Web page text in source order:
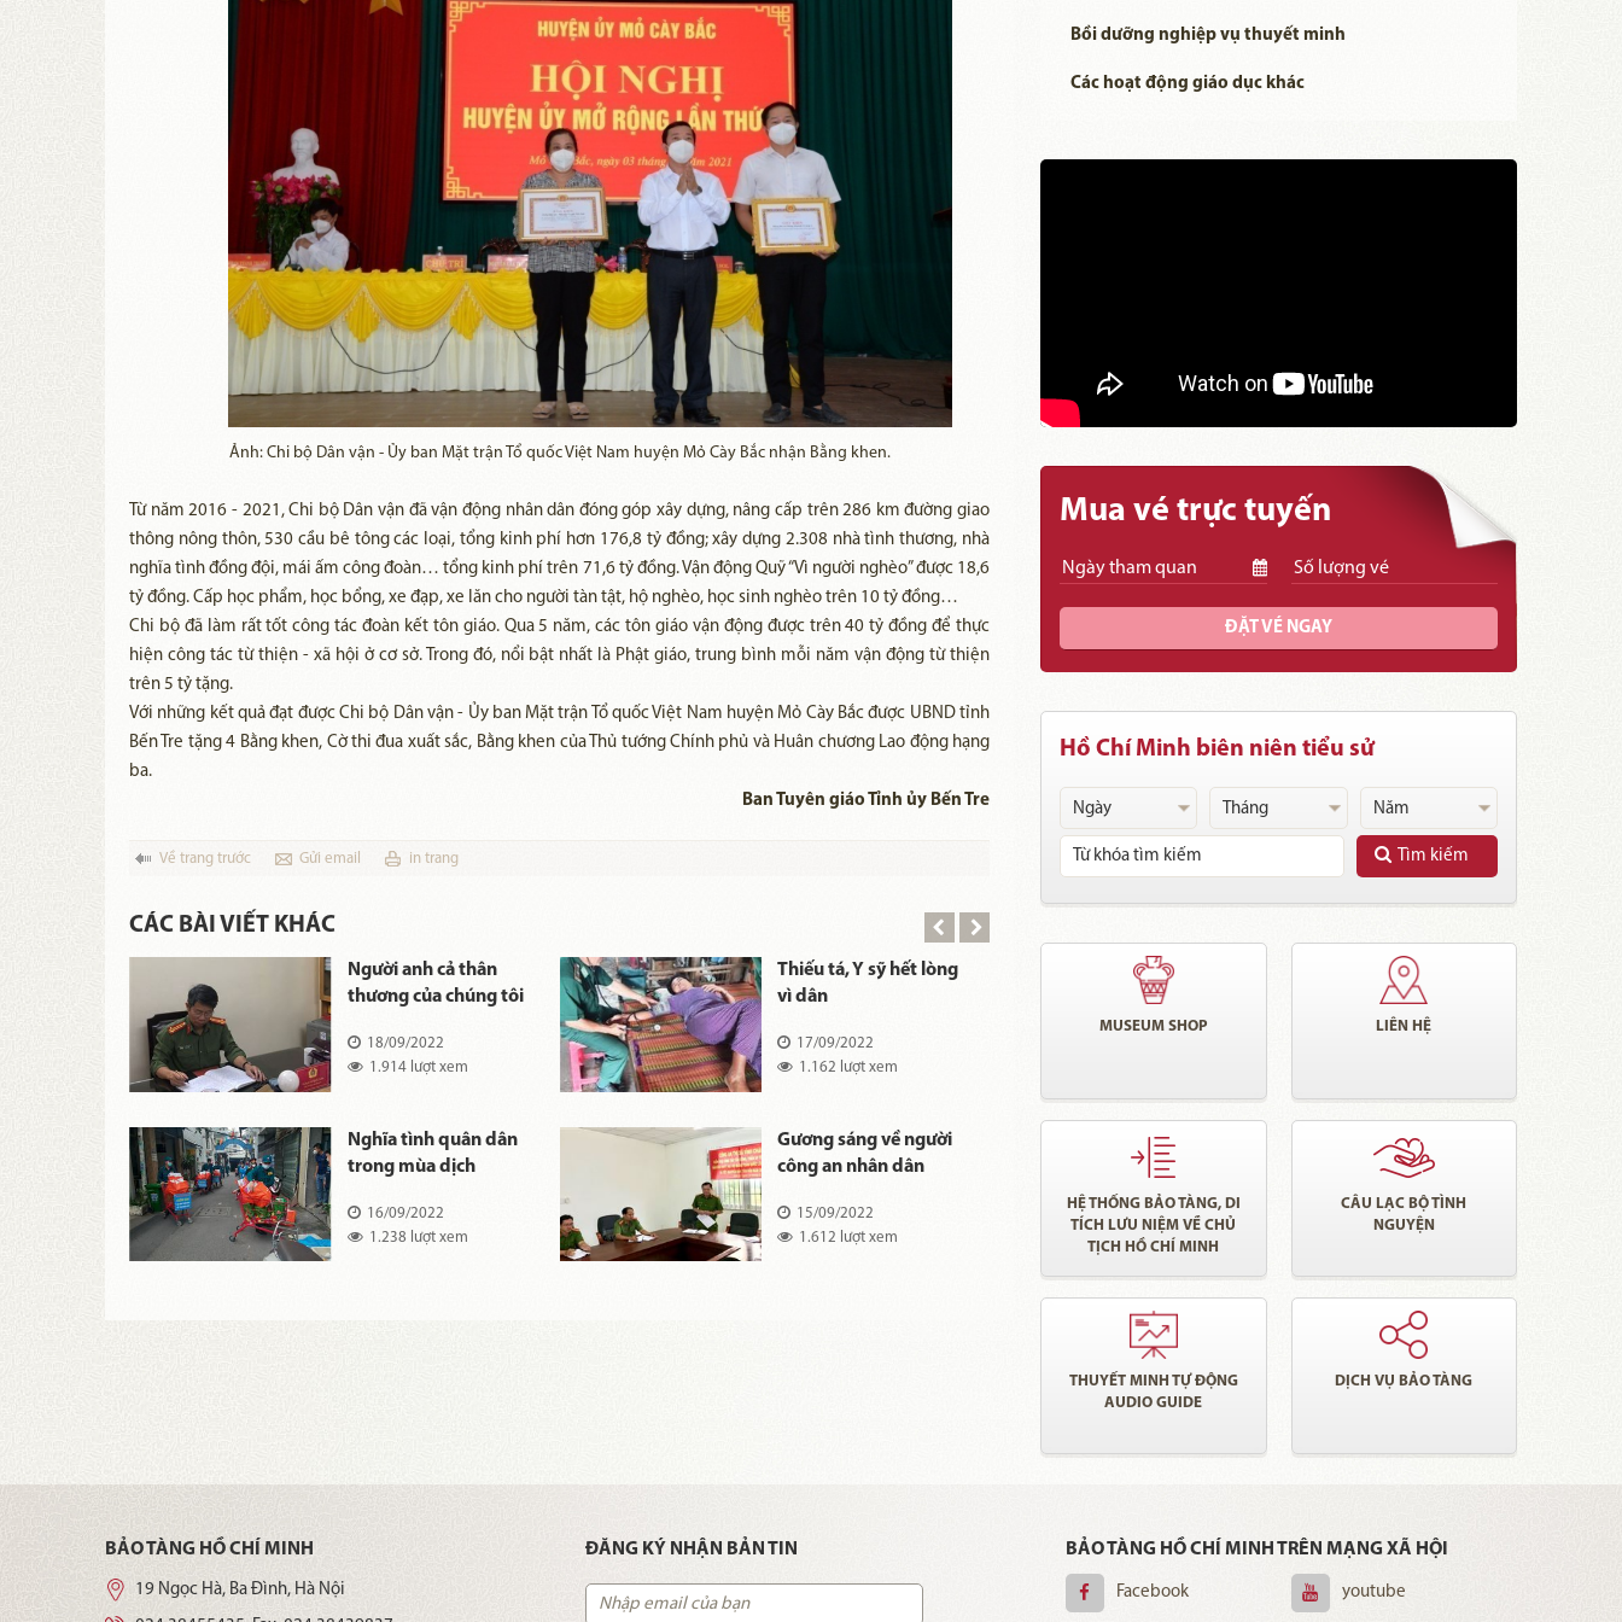
Ảnh: Chi bộ Dân vận - Ủy ban Mặt trận Tổ quốc Việt Nam huyện Mỏ Cày Bắc nhận Bằng khen.
Từ năm 2016 - 2021, Chi bộ Dân vận đã vận động nhân dân đóng góp xây dựng, nâng cấp trên 286 km đường giao
thông nông thôn, 530 cầu bê tông các loại, tổng kinh phí hơn 176,8 tỷ đồng; xây dựng 2.308 nhà tình thương, nhà
nghĩa tình đồng đội, mái ấm công đoàn… tổng kinh phí trên 71,6 tỷ đồng. Vận động Quỹ “Vì người nghèo” được 18,6
tỷ đồng. Cấp học phẩm, học bổng, xe đạp, xe lăn cho người tàn tật, hộ nghèo, học sinh nghèo trên 10 tỷ đồng…
Chi bộ đã làm rất tốt công tác đoàn kết tôn giáo. Qua 5 năm, các tôn giáo vận động được trên 40 tỷ đồng để thực
hiện công tác từ thiện - xã hội ở cơ sở. Trong đó, nổi bật nhất là Phật giáo, trung bình mỗi năm vận động từ thiện
trên 5 tỷ tặng.
Với những kết quả đạt được Chi bộ Dân vận - Ủy ban Mặt trận Tổ quốc Việt Nam huyện Mỏ Cày Bắc được UBND tỉnh
Bến Tre tặng 4 Bằng khen, Cờ thi đua xuất sắc, Bằng khen của Thủ tướng Chính phủ và Huân chương Lao động hạng
ba.
Ban Tuyên giáo Tỉnh ủy Bến Tre
Về trang trước Gửi email in trang
CÁC BÀI VIẾT KHÁC
Người anh cả thân
thương của chúng tôi
18/09/2022
1.914 lượt xem
Thiếu tá, Y sỹ hết lòng
vì dân
17/09/2022
1.162 lượt xem
Nghĩa tình quân dân
trong mùa dịch
16/09/2022
1.238 lượt xem
Gương sáng về người
công an nhân dân
15/09/2022
1.612 lượt xem
Muốn việc thành công
thì phải được dân quý,
Bồi dưỡng nghiệp vụ thuyết minh
Các hoạt động giáo dục khác
Mua vé trực tuyến
ĐẶT VÉ NGAY
Hồ Chí Minh biên niên tiểu sử
Tìm kiếm
MUSEUM SHOP LIÊN HỆ
HỆ THỐNG BẢO TÀNG, DI
TÍCH LƯU NIỆM VỀ CHỦ
TỊCH HỒ CHÍ MINH
CÂU LẠC BỘ TÌNH
NGUYỆN
THUYẾT MINH TỰ ĐỘNG
AUDIO GUIDE
DỊCH VỤ BẢO TÀNG
BẢO TÀNG HỒ CHÍ MINH
19 Ngọc Hà, Ba Đình, Hà Nội
ĐĂNG KÝ NHẬN BẢN TIN BẢO TÀNG HỒ CHÍ MINH TRÊN MẠNG XÃ HỘI
Facebook youtube